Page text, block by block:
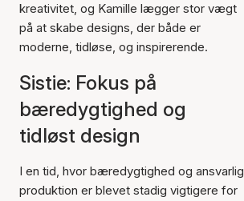
kreativitet, og Kamille lægger stor vægt
på at skabe designs, der både er
moderne, tidløse, og inspirerende.
Sistie: Fokus på
bæredygtighed og
tidløst design
I en tid, hvor bæredygtighed og ansvarlig
produktion er blevet stadig vigtigere for